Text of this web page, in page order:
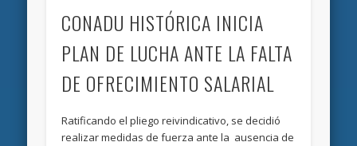
CONADU HISTÓRICA INICIA
PLAN DE LUCHA ANTE LA FALTA
DE OFRECIMIENTO SALARIAL
Ratificando el pliego reivindicativo, se decidió
realizar medidas de fuerza ante la ausencia de